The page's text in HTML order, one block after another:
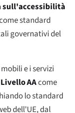
sull'accessibilità
standard
governativi del
e i servizi
Livello AAcome
lo standard
dell'UE, dal